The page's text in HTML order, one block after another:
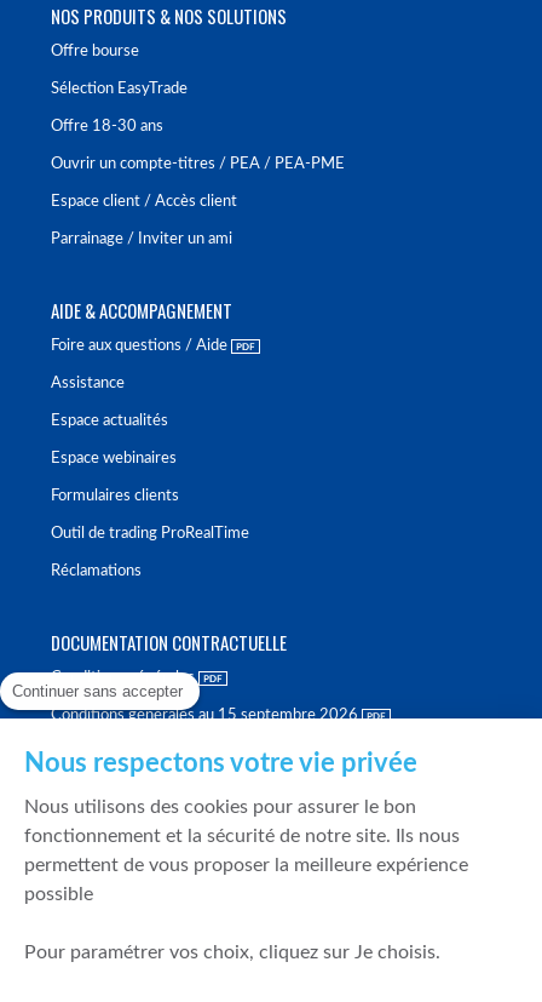
NOS PRODUITS & NOS SOLUTIONS
Offre bourse
Sélection EasyTrade
Offre 18-30 ans
Ouvrir un compte-titres / PEA / PEA-PME
Espace client / Accès client
Parrainage / Inviter un ami
AIDE & ACCOMPAGNEMENT
Foire aux questions / Aide
Assistance
Espace actualités
Espace webinaires
Formulaires clients
Outil de trading ProRealTime
Réclamations
DOCUMENTATION CONTRACTUELLE
Conditions générales
Conditions générales au 15 septembre 2026
Politique de meilleure sélection
Politique de durabilité
Fonds de garantie des dépôts et de résolution
Continuer sans accepter
Nous respectons votre vie privée
Nous utilisons des cookies pour assurer le bon
fonctionnement et la sécurité de notre site. Ils nous
permettent de vous proposer la meilleure expérience
possible
Pour paramétrer vos choix, cliquez sur Je choisis.